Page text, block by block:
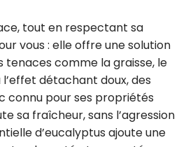
tout en respectant sa
vous : elle offre une solution
tenaces comme la graisse, le
détachant doux, des
connu pour ses propriétés
sa fraîcheur, sans l’agression
d’eucalyptus ajoute une